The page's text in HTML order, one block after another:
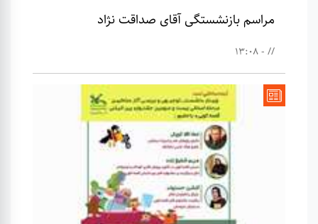
مراسم بازنشستگی آقای صداقت نژاد
// - 13:08